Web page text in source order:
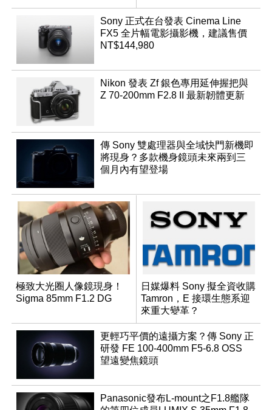
App「Atmos」登場
Sony 正式在台發表 Cinema Line
FX5 全片幅電影攝影機，建議售價
NT$144,980
Nikon 發表 Zf 銀色專用延伸握把與
Z 70-200mm F2.8 II 最新韌體更新
傳 Sony 雙處理器與全域快門新機即
將現身？多款機身鏡頭未來兩到三
個月內有望登場
極致大光圈人像鏡現身！
Sigma 85mm F1.2 DG
日媒爆料 Sony 擬全資收購
Tamron，E 接環生態系迎
來重大變革？
更輕巧平價的遠攝方案？傳 Sony 正
研發 FE 100-400mm F5-6.8 OSS
望遠變焦鏡頭
Panasonic發布L-mount之F1.8艦隊